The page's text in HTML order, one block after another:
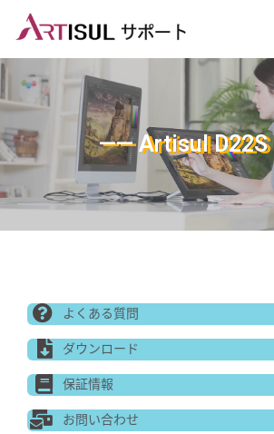
—— Artisul
よくある質問
ダウンロード
保証情報
お問い合わせ